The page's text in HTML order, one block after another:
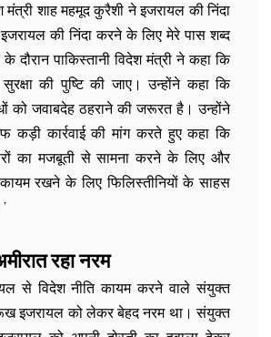
मंत्री शाह महमूद कुरैशी ने इजरायल की निंदा
की निंदा करने के लिए मेरे पास शब्द
दौरान पाकिस्तानी विदेश मंत्री ने कहा कि
सुरक्षा की पुष्टि की जाए। उन्होंने कहा कि
को जवाबदेह ठहराने की जरूरत है। उन्होंने
कड़ी कार्रवाई की मांग करते हुए कहा कि
का मजबूती से सामना करने के लिए और
रखने के लिए फिलिस्तीनियों के साहस
रहा नरम
से विदेश नीति कायम करने वाले संयुक्त
इजरायल को लेकर बेहद नरम था। संयुक्त